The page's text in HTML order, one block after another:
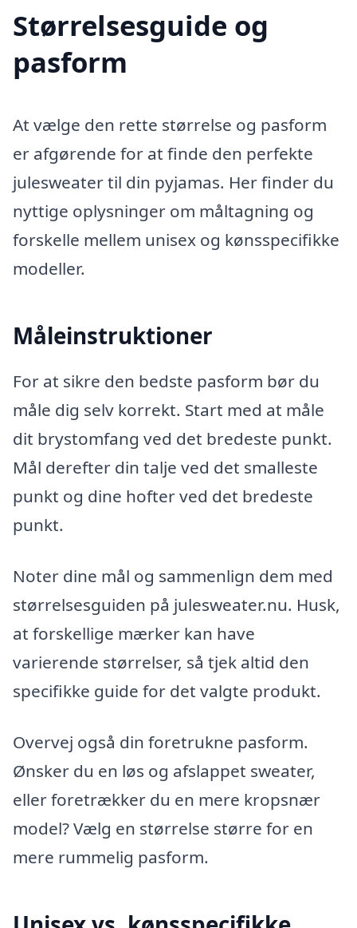
Størrelsesguide og
pasform
At vælge den rette størrelse og pasform
er afgørende for at finde den perfekte
julesweater til din pyjamas. Her finder du
nyttige oplysninger om måltagning og
forskelle mellem unisex og kønsspecifikke
modeller.
Måleinstruktioner
For at sikre den bedste pasform bør du
måle dig selv korrekt. Start med at måle
dit brystomfang ved det bredeste punkt.
Mål derefter din talje ved det smalleste
punkt og dine hofter ved det bredeste
punkt.
Noter dine mål og sammenlign dem med
størrelsesguiden på julesweater.nu. Husk,
at forskellige mærker kan have
varierende størrelser, så tjek altid den
specifikke guide for det valgte produkt.
Overvej også din foretrukne pasform.
Ønsker du en løs og afslappet sweater,
eller foretrækker du en mere kropsnær
model? Vælg en størrelse større for en
mere rummelig pasform.